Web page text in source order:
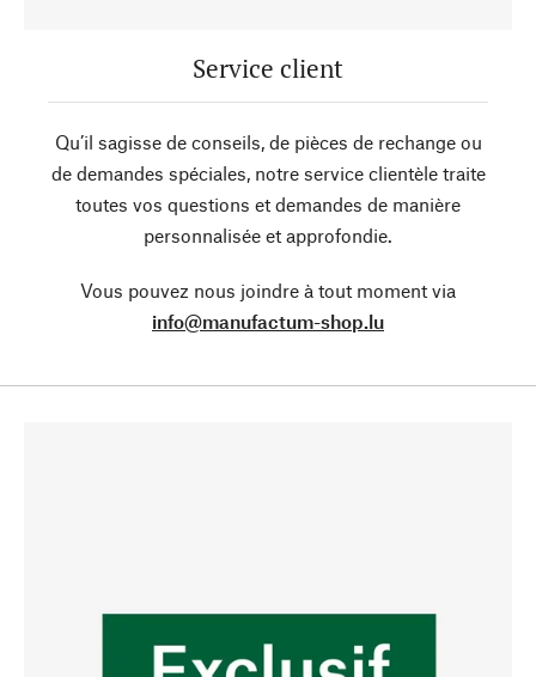
Service client
Qu’il sagisse de conseils, de pièces de rechange ou
de demandes spéciales, notre service clientèle traite
toutes vos questions et demandes de manière
personnalisée et approfondie.
Vous pouvez nous joindre à tout moment via
info@manufactum-shop.lu